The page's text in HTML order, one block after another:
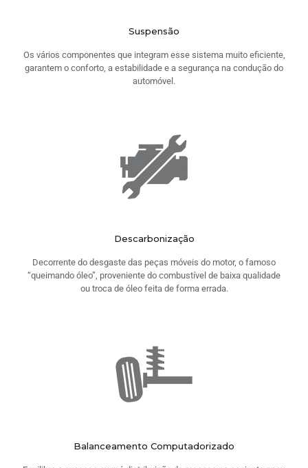
Suspensão
Os vários componentes que integram esse sistema muito eficiente,
garantem o conforto, a estabilidade e a segurança na condução do
automóvel.
Descarbonização
Decorrente do desgaste das peças móveis do motor, o famoso
“queimando óleo”, proveniente do combustível de baixa qualidade
ou troca de óleo feita de forma errada.
Balanceamento Computadorizado